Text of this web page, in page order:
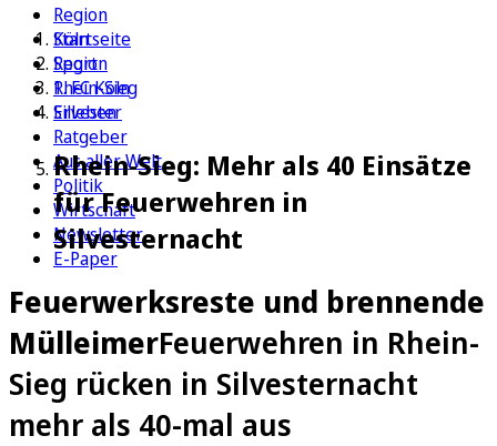
Region
Köln
Sport
1. FC Köln
Erleben
Ratgeber
Aus aller Welt
Politik
Wirtschaft
Newsletter
E-Paper
Startseite
Region
Rhein-Sieg
Silvester
Rhein-Sieg: Mehr als 40 Einsätze
für Feuerwehren in
Silvesternacht
Feuerwerksreste und brennende
MülleimerFeuerwehren in Rhein-
Sieg rücken in Silvesternacht
mehr als 40-mal aus